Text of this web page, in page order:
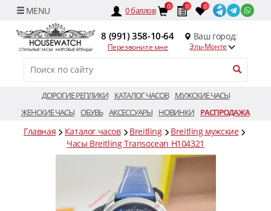
0баллов 0 0 0
8 (991) 358-10-64
Перезвоните мне
Ваш город:
Эль-Монте
ДОРОГИЕ РЕПЛИКИ КАТАЛОГ ЧАСОВ
МУЖСКИЕ ЧАСЫ
ЖЕНСКИЕ ЧАСЫ ОБУВЬ АКСЕССУАРЫ НОВИНКИ РАСПРОДАЖА
Главная Каталог часов Breitling
Breitling мужские
Часы Breitling Transocean H104321